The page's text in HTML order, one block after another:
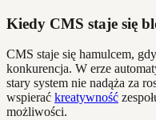
Kiedy CMS staje się
CMS staje się hamulcem,
konkurencja. W erze
stary system nie nadąża za
wspierać kreatywność
możliwości.